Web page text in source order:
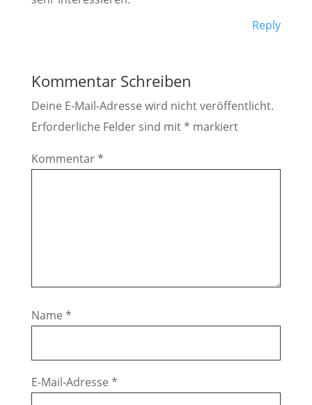
Reply
Kommentar Schreiben
Deine E-Mail-Adresse wird nicht veröffentlicht.
Erforderliche Felder sind mit* markiert
Kommentar*
Name *
E-Mail-Adresse *